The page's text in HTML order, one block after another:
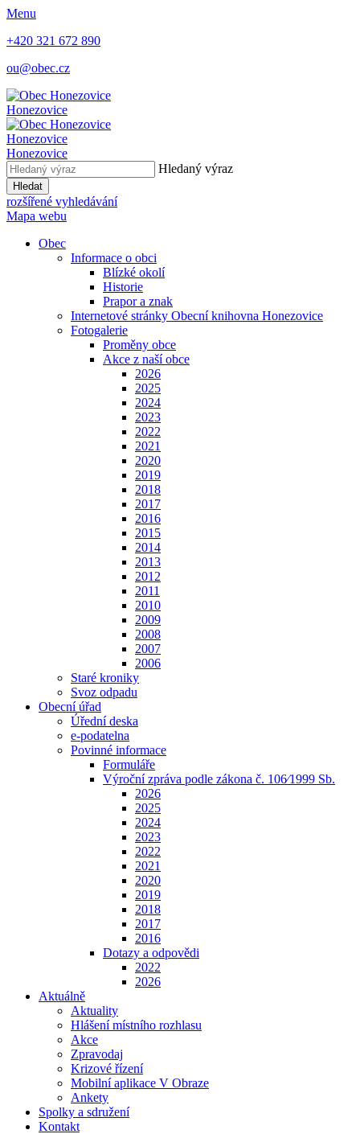
Menu
+420 321 672 890
ou@obec.cz
Honezovice
Honezovice
Honezovice
Hledaný výraz
Hledat
rozšířené vyhledávání
Mapa webu
Obec
Informace o obci
Blízké okolí
Historie
Prapor a znak
Internetové stránky Obecní knihovna Honezovice
Fotogalerie
Proměny obce
Akce z naší obce
2026
2025
2024
2023
2022
2021
2020
2019
2018
2017
2016
2015
2014
2013
2012
2011
2010
2009
2008
2007
2006
Staré kroniky
Svoz odpadu
Obecní úřad
Úřední deska
e-podatelna
Povinné informace
Formuláře
Výroční zpráva podle zákona č. 106⁄1999 Sb.
2026
2025
2024
2023
2022
2021
2020
2019
2018
2017
2016
Dotazy a odpovědi
2022
2026
Aktuálně
Aktuality
Hlášení místního rozhlasu
Akce
Zpravodaj
Krizové řízení
Mobilní aplikace V Obraze
Ankety
Spolky a sdružení
Kontakt